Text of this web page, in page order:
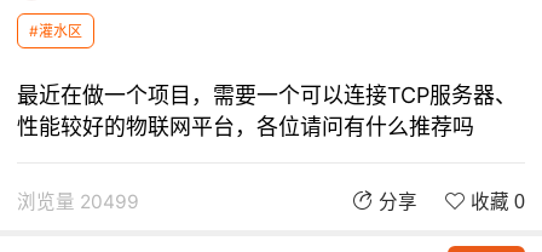
#灌水区
最近在做一个项目，需要一个可以连接TCP服务器、
性能较好的物联网平台，各位请问有什么推荐吗
浏览量 20499 分享 收藏 0